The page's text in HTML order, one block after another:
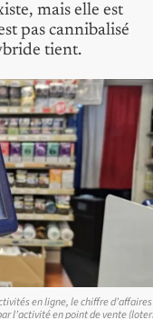
mais elle est
pas cannibalisé
tient.
en ligne, le chiffre
l’activité en point de vente